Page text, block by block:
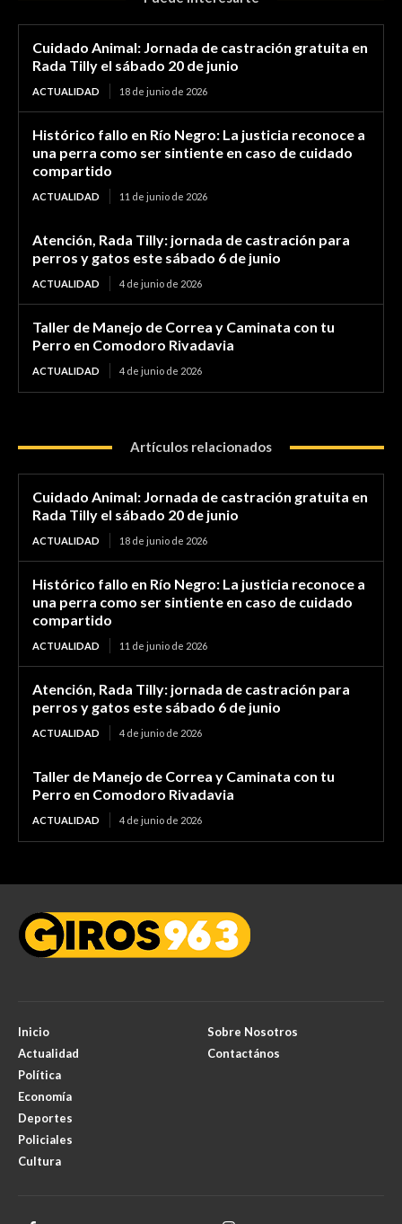
Cuidado Animal: Jornada de castración gratuita en
Rada Tilly el sábado 20 de junio
ACTUALIDAD 18 de junio de 2026
Histórico fallo en Río Negro: La justicia reconoce a
una perra como ser sintiente en caso de cuidado
compartido
ACTUALIDAD 11 de junio de 2026
Atención, Rada Tilly: jornada de castración para
perros y gatos este sábado 6 de junio
ACTUALIDAD 4 de junio de 2026
Taller de Manejo de Correa y Caminata con tu
Perro en Comodoro Rivadavia
ACTUALIDAD 4 de junio de 2026
Artículos relacionados
Cuidado Animal: Jornada de castración gratuita en
Rada Tilly el sábado 20 de junio
ACTUALIDAD 18 de junio de 2026
Histórico fallo en Río Negro: La justicia reconoce a
una perra como ser sintiente en caso de cuidado
compartido
ACTUALIDAD 11 de junio de 2026
Atención, Rada Tilly: jornada de castración para
perros y gatos este sábado 6 de junio
ACTUALIDAD 4 de junio de 2026
Taller de Manejo de Correa y Caminata con tu
Perro en Comodoro Rivadavia
ACTUALIDAD 4 de junio de 2026
Inicio
Actualidad
Política
Economía
Deportes
Policiales
Cultura
Sobre Nosotros
Contactános